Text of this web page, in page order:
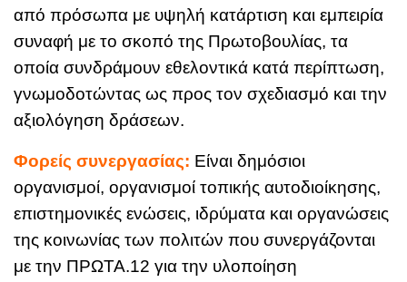
από πρόσωπα με υψηλή κατάρτιση και εμπειρία
συναφή με το σκοπό της Πρωτοβουλίας, τα
οποία συνδράμουν εθελοντικά κατά περίπτωση,
γνωμοδοτώντας ως προς τον σχεδιασμό και την
αξιολόγηση δράσεων.
Φορείς συνεργασίας: Είναι δημόσιοι
οργανισμοί, οργανισμοί τοπικής αυτοδιοίκησης,
επιστημονικές ενώσεις, ιδρύματα και οργανώσεις
της κοινωνίας των πολιτών που συνεργάζονται
με την ΠΡΩΤΑ.12 για την υλοποίηση